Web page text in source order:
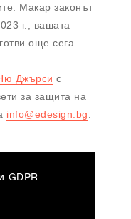
Макар законът
г., вашата
още сега.
Джърси с
за защита на
info@edesign.bg
GDPR